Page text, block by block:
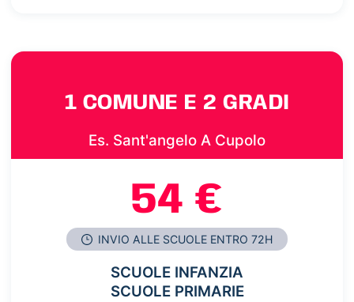
1 COMUNE E 2 GRADI
Es. Sant'angelo A Cupolo
54 €
INVIO ALLE SCUOLE ENTRO 72H
SCUOLE INFANZIA
SCUOLE PRIMARIE